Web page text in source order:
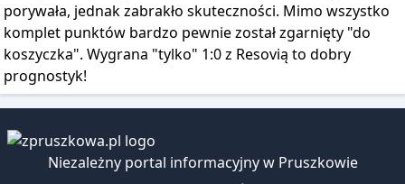
porywała, jednak zabrakło skuteczności. Mimo wszystko
komplet punktów bardzo pewnie został zgarnięty "do
koszyczka". Wygrana "tylko" 1:0 z Resovią to dobry
prognostyk!
Niezależny portal informacyjny w Pruszkowie